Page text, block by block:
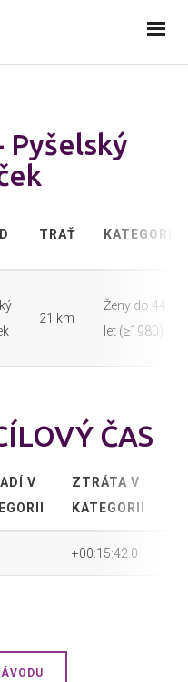
Pyšelský
TRAŤ KATEGORIE
21 km
Ženy do 44
let (≥1980)
ČAS
V
ZTRÁTA V
KATEGORII
+00:15:42.0